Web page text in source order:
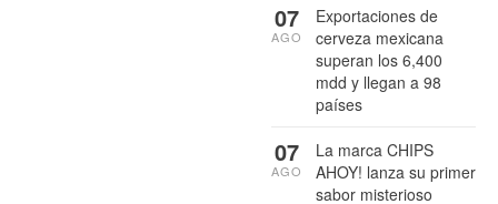
Exportaciones de
cerveza mexicana
superan los 6,400
mdd y llegan a 98
países
07
AGO
La marca CHIPS
AHOY! lanza su primer
sabor misterioso
07
AGO